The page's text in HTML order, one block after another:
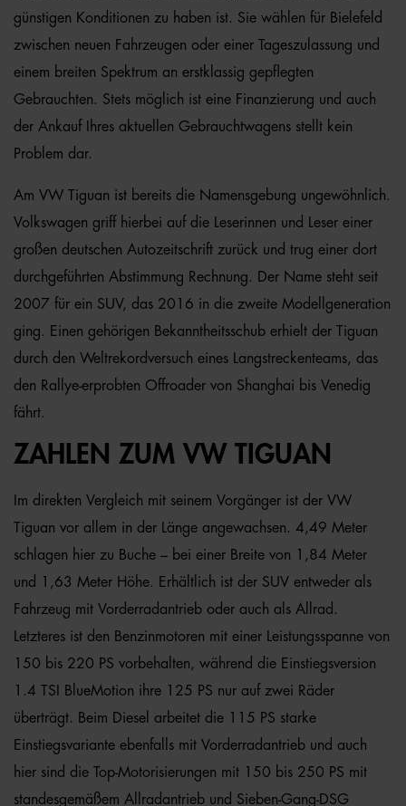
günstigen Konditionen zu haben ist. Sie wählen für Bielefeld
zwischen neuen Fahrzeugen oder einer Tageszulassung und
einem breiten Spektrum an erstklassig gepflegten
Gebrauchten. Stets möglich ist eine Finanzierung und auch
der Ankauf Ihres aktuellen Gebrauchtwagens stellt kein
Problem dar.
Am VW Tiguan ist bereits die Namensgebung ungewöhnlich.
Volkswagen griff hierbei auf die Leserinnen und Leser einer
großen deutschen Autozeitschrift zurück und trug einer dort
durchgeführten Abstimmung Rechnung. Der Name steht seit
2007 für ein SUV, das 2016 in die zweite Modellgeneration
ging. Einen gehörigen Bekanntheitsschub erhielt der Tiguan
durch den Weltrekordversuch eines Langstreckenteams, das
den Rallye-erprobten Offroader von Shanghai bis Venedig
fährt.
ZAHLEN ZUM VW TIGUAN
Im direkten Vergleich mit seinem Vorgänger ist der VW
Tiguan vor allem in der Länge angewachsen. 4,49 Meter
schlagen hier zu Buche – bei einer Breite von 1,84 Meter
und 1,63 Meter Höhe. Erhältlich ist der SUV entweder als
Fahrzeug mit Vorderradantrieb oder auch als Allrad.
Letzteres ist den Benzinmotoren mit einer Leistungsspanne von
150 bis 220 PS vorbehalten, während die Einstiegsversion
1.4 TSI BlueMotion ihre 125 PS nur auf zwei Räder
überträgt. Beim Diesel arbeitet die 115 PS starke
Einstiegsvariante ebenfalls mit Vorderradantrieb und auch
hier sind die Top-Motorisierungen mit 150 bis 250 PS mit
standesgemäßem Allradantrieb und Sieben-Gang-DSG